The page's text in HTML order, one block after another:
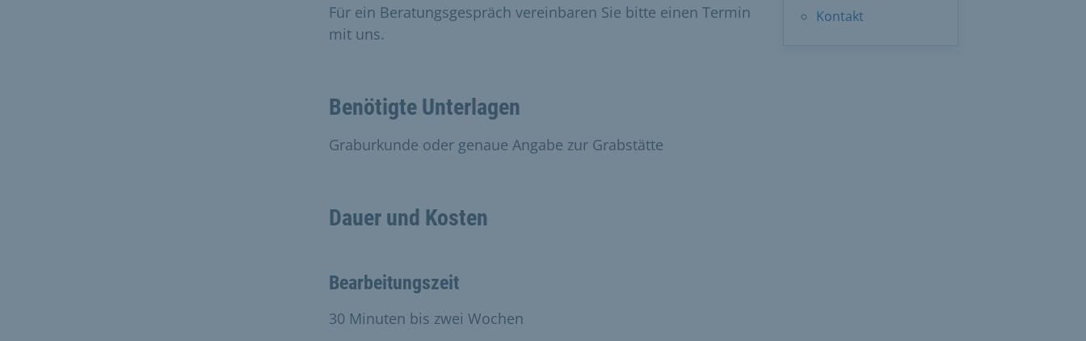
Kontakt
Für ein Beratungsgespräch vereinbaren Sie bitte einen Termin
mit uns.
Benötigte Unterlagen
Graburkunde oder genaue Angabe zur Grabstätte
Dauer und Kosten
Bearbeitungszeit
30 Minuten bis zwei Wochen